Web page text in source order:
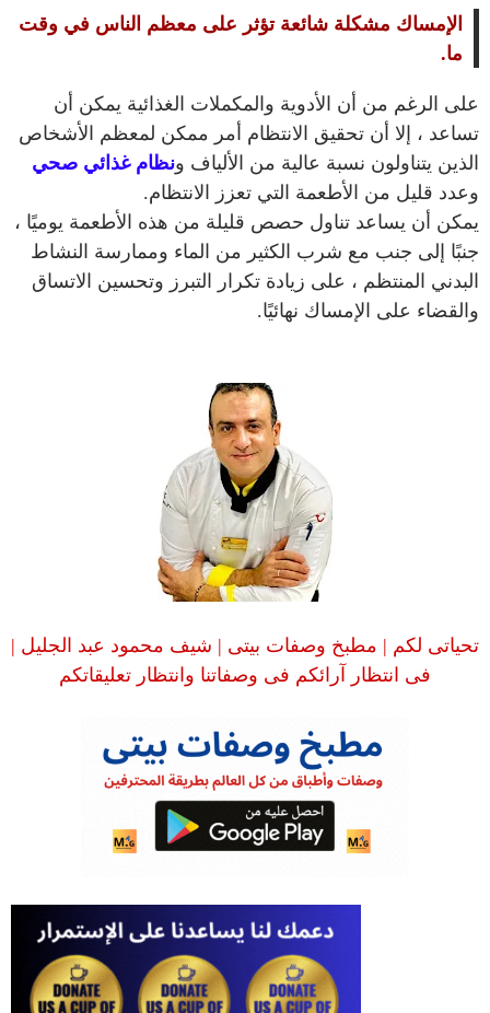
الإمساك مشكلة شائعة تؤثر على معظم الناس في وقت
ما.
على الرغم من أن الأدوية والمكملات الغذائية يمكن أن
تساعد ، إلا أن تحقيق الانتظام أمر ممكن لمعظم الأشخاص
الذين يتناولون نسبة عالية من الألياف ونظام غذائي صحي
وعدد قليل من الأطعمة التي تعزز الانتظام.
يمكن أن يساعد تناول حصص قليلة من هذه الأطعمة يوميًا ،
جنبًا إلى جنب مع شرب الكثير من الماء وممارسة النشاط
البدني المنتظم ، على زيادة تكرار التبرز وتحسين الاتساق
والقضاء على الإمساك نهائيًا.
تحياتى لكم | مطبخ وصفات بيتى | شيف محمود عبد الجليل |
فى انتظار آرائكم فى وصفاتنا وانتظار تعليقاتكم